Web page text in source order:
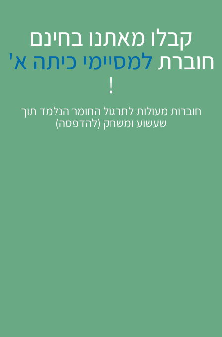
קבלו מאתנו בחינם
חוברת למסיימי כיתה א'
!
חוברות מעולות לתרגול החומר הנלמד תוך
שעשוע ומשחק (להדפסה)